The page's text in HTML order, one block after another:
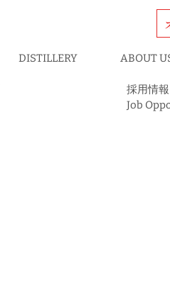
DISTILLERY ABOUT
採用情報
Job